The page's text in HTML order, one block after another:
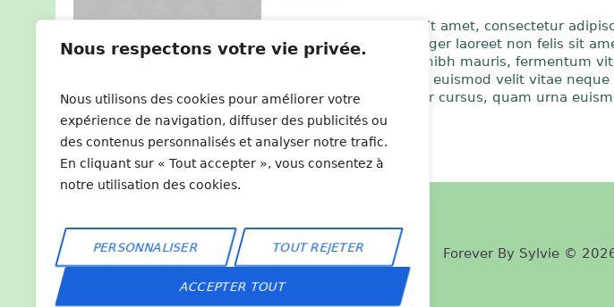
Nous respectons votre vie privée.
Nous utilisons des cookies pour améliorer votre
expérience de navigation, diffuser des publicités ou
des contenus personnalisés et analyser notre trafic.
En cliquant sur « Tout accepter », vous consentez à
notre utilisation des cookies.
PERSONNALISER TOUT REJETER
ACCEPTER TOUT
Lorem ipsum dolor sit amet, consectetur
mattis pharetra. Integer laoreet non felis sit
non finibus. Nullam nibh mauris, fermentum
bibendum sapien. In euismod velit vitae
sapien in consectetur cursus, quam urna
Forever By Sylvie ©